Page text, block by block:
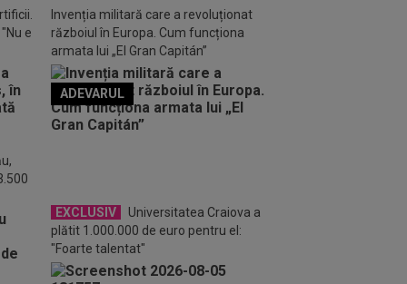
e
Invenția militară care a revoluționat
războiul în Europa. Cum funcționa
armata lui „El Gran Capitán”
ADEVARUL
EXCLUSIV
Universitatea Craiova a
plătit 1.000.000 de euro pentru el:
"Foarte talentat"